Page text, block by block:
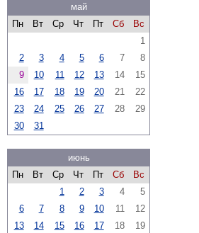
май
Пн
Вт Ср Чт Пт Сб
Вс
1
2
3 4 5 6 7
8
9
10 11 12 13 14
15
16
17 18 19 20 21
22
23
24 25 26 27 28
29
30
31
июнь
Пн
Вт Ср Чт Пт Сб
Вс
1
2 3 4
5
6
7 8 9 10 11
12
13
14 15 16 17 18
19